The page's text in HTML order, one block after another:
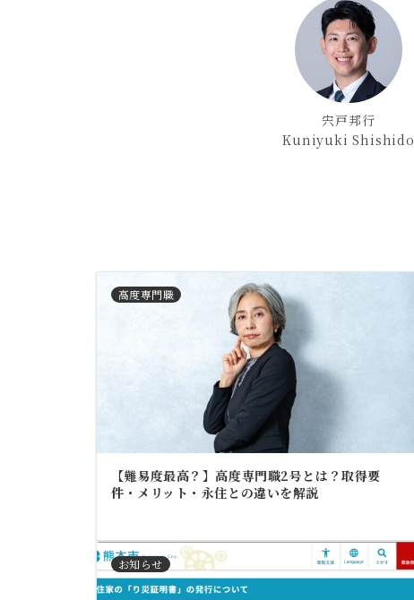
宍戸邦行
Kuniyuki Shishido
高度専門職
【難易度最高？】高度専門職2号とは？取得要
件・メリット・永住との違いを解説
お知らせ